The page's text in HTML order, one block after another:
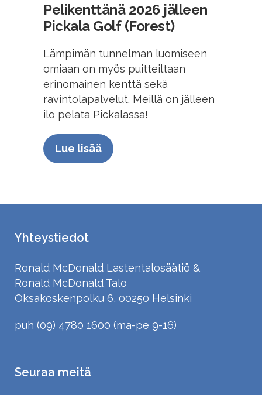
Pelikenttänä 2026 jälleen
Pickala Golf (Forest)
Lämpimän tunnelman luomiseen
omiaan on myös puitteiltaan
erinomainen kenttä sekä
ravintolapalvelut. Meillä on jälleen
ilo pelata Pickalassa!
Lue lisää
Yhteystiedot
Ronald McDonald Lastentalosäätiö &
Ronald McDonald Talo
Oksakoskenpolku 6, 00250 Helsinki
puh (09) 4780 1600 (ma-pe 9-16)
Seuraa meitä